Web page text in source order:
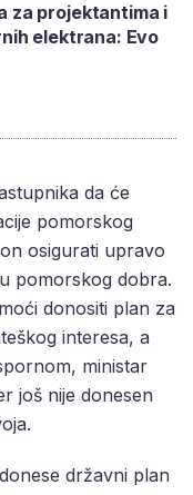
za projektantima i
elektrana: Evo
da će
pomorskog
osigurati upravo
pomorskog dobra.
donositi plan za
interesa, a
ministar
još nije donesen
državni plan